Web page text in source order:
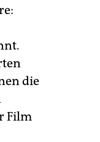
die
Film